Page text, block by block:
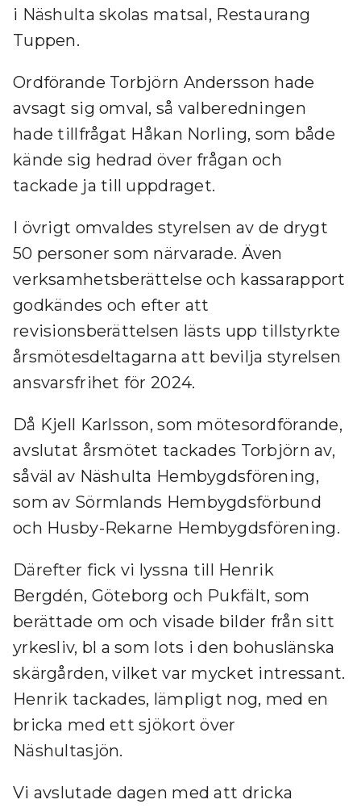
i Näshulta skolas matsal, Restaurang
Tuppen.
Ordförande Torbjörn Andersson hade
avsagt sig omval, så valberedningen
hade tillfrågat Håkan Norling, som både
kände sig hedrad över frågan och
tackade ja till uppdraget.
I övrigt omvaldes styrelsen av de drygt
50 personer som närvarade. Även
verksamhetsberättelse och kassarapport
godkändes och efter att
revisionsberättelsen lästs upp tillstyrkte
årsmötesdeltagarna att bevilja styrelsen
ansvarsfrihet för 2024.
Då Kjell Karlsson, som mötesordförande,
avslutat årsmötet tackades Torbjörn av,
såväl av Näshulta Hembygdsförening,
som av Sörmlands Hembygdsförbund
och Husby-Rekarne Hembygdsförening.
Därefter fick vi lyssna till Henrik
Bergdén, Göteborg och Pukfält, som
berättade om och visade bilder från sitt
yrkesliv, bl a som lots i den bohuslänska
skärgården, vilket var mycket intressant.
Henrik tackades, lämpligt nog, med en
bricka med ett sjökort över
Näshultasjön.
Vi avslutade dagen med att dricka